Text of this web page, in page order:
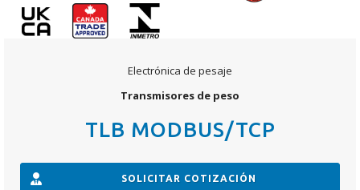
Electrónica de pesaje
Transmisores de peso
TLB MODBUS/TCP
SOLICITAR COTIZACIÓN